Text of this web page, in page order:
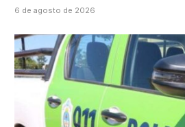
6 de agosto de 2026